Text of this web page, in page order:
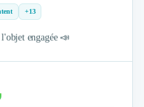
+13
engagée 📣